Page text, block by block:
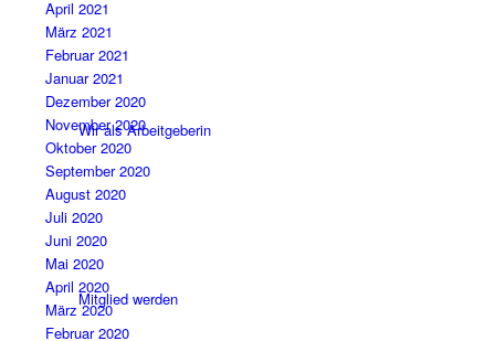
Wir als Arbeitgeberin
Mitglied werden
April 2021
März 2021
Februar 2021
Januar 2021
Dezember 2020
November 2020
Oktober 2020
September 2020
August 2020
Juli 2020
Juni 2020
Mai 2020
April 2020
März 2020
Februar 2020